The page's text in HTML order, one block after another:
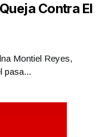
Contra El
Montiel Reyes,
pasa...